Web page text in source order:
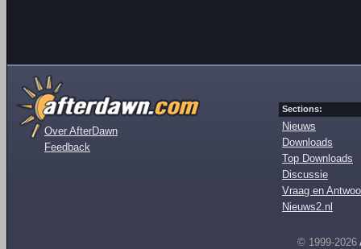
Over AfterDawn
Feedback
Sections:
Nieuws
Downloads
Top Downloads
Discussie
Vraag en
Nieuws2.nl
© 1999-2026